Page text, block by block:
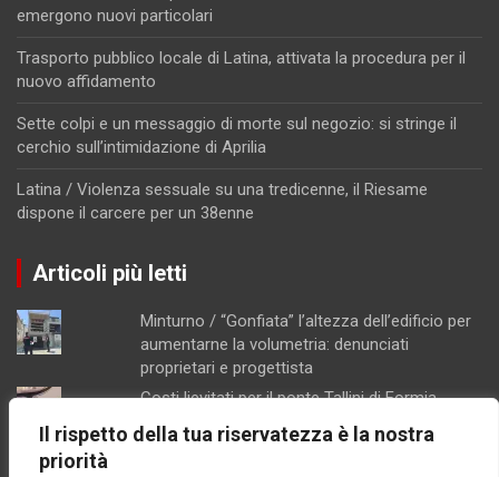
Il rispetto della tua riservatezza è la nostra
priorità
emergono nuovi particolari
Trasporto pubblico locale di Latina, attivata la procedura per il
nuovo affidamento
Sette colpi e un messaggio di morte sul negozio: si stringe il
cerchio sull’intimidazione di Aprilia
Latina / Violenza sessuale su una tredicenne, il Riesame
dispone il carcere per un 38enne
Articoli più letti
Minturno / “Gonfiata” l’altezza dell’edificio per
aumentarne la volumetria: denunciati
proprietari e progettista
Costi lievitati per il ponte Tallini di Formia,
l'analisi della consigliera Immacolata Arnone